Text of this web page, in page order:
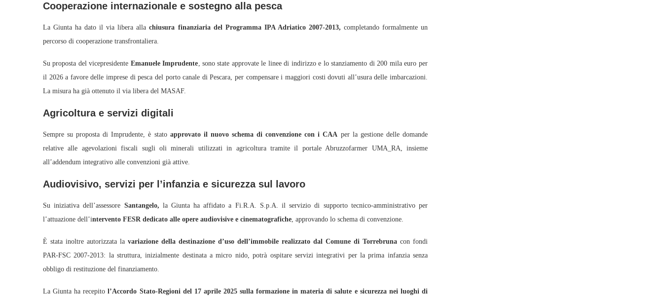
Cooperazione internazionale e sostegno alla pesca
La Giunta ha dato il via libera allachiusura finanziaria del Programma IPA Adriatico 2007-2013, completando formalmente un
percorso di cooperazione transfrontaliera.
Su proposta del vicepresidente Emanuele Imprudente, sono state approvate le linee di indirizzo e lo stanziamento di 200 mila euro per
il 2026 a favore delle imprese di pesca del porto canale di Pescara, per compensare i maggiori costi dovuti all’usura delle imbarcazioni.
La misura ha già ottenuto il via libera del MASAF.
Agricoltura e servizi digitali
Sempre su proposta di Imprudente, è stato approvato il nuovo schema di convenzione con i CAA per la gestione delle domande
relative alle agevolazioni fiscali sugli oli minerali utilizzati in agricoltura tramite il portale Abruzzofarmer UMA_RA, insieme
all’addendum integrativo alle convenzioni già attive.
Audiovisivo, servizi per l’infanzia e sicurezza sul lavoro
Su iniziativa dell’assessore Santangelo, la Giunta ha affidato a Fi.R.A. S.p.A. il servizio di supporto tecnico-amministrativo per
l’attuazione dell’intervento FESR dedicato alle opere audiovisive e cinematografiche, approvando lo schema di convenzione.
È stata inoltre autorizzata la variazione della destinazione d’uso dell’immobile realizzato dal Comune di Torrebruna con fondi
PAR-FSC 2007-2013: la struttura, inizialmente destinata a micro nido, potrà ospitare servizi integrativi per la prima infanzia senza
obbligo di restituzione del finanziamento.
La Giunta ha recepitol’Accordo Stato-Regioni del 17 aprile 2025 sulla formazione in materia di salute e sicurezza nei luoghi di